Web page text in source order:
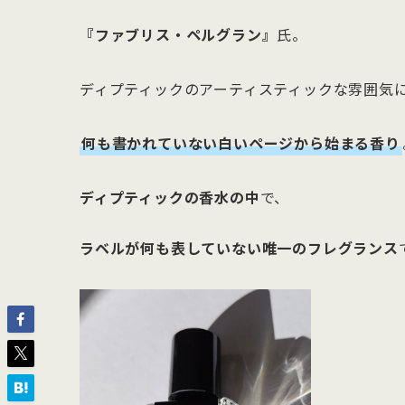
『ファブリス・ペルグラン』 氏。
ディプティックのアーティスティックな雰囲気
何も書かれていない白いページから始まる香り
ディプティックの香水の中で、
ラベルが何も表していない唯一のフレグランス